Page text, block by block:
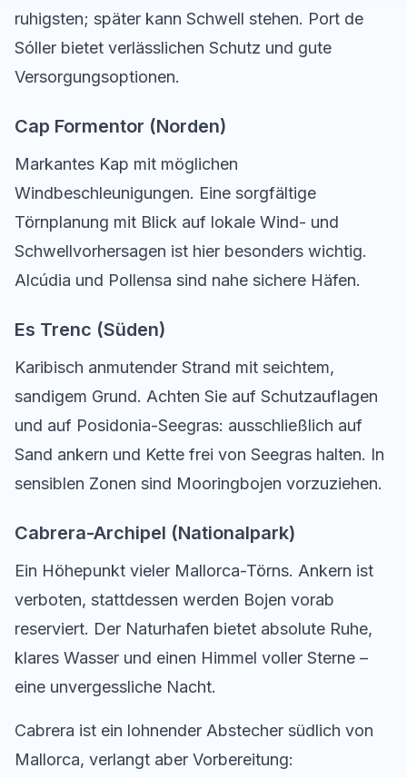
ruhigsten; später kann Schwell stehen. Port de
Sóller bietet verlässlichen Schutz und gute
Versorgungsoptionen.
Cap Formentor (Norden)
Markantes Kap mit möglichen
Windbeschleunigungen. Eine sorgfältige
Törnplanung mit Blick auf lokale Wind- und
Schwellvorhersagen ist hier besonders wichtig.
Alcúdia und Pollensa sind nahe sichere Häfen.
Es Trenc (Süden)
Karibisch anmutender Strand mit seichtem,
sandigem Grund. Achten Sie auf Schutzauflagen
und auf Posidonia-Seegras: ausschließlich auf
Sand ankern und Kette frei von Seegras halten. In
sensiblen Zonen sind Mooringbojen vorzuziehen.
Cabrera-Archipel (Nationalpark)
Ein Höhepunkt vieler Mallorca-Törns. Ankern ist
verboten, stattdessen werden Bojen vorab
reserviert. Der Naturhafen bietet absolute Ruhe,
klares Wasser und einen Himmel voller Sterne –
eine unvergessliche Nacht.
Cabrera ist ein lohnender Abstecher südlich von
Mallorca, verlangt aber Vorbereitung: